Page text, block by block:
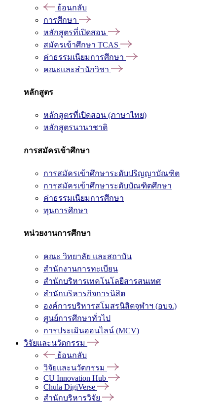
ย้อนกลับ
การศึกษา
หลักสูตรที่เปิดสอน
สมัครเข้าศึกษา TCAS
ค่าธรรมเนียมการศึกษา
คณะและสำนักวิชา
หลักสูตร
หลักสูตรที่เปิดสอน (ภาษาไทย)
หลักสูตรนานาชาติ
การสมัครเข้าศึกษา
การสมัครเข้าศึกษาระดับปริญญาบัณฑิต
การสมัครเข้าศึกษาระดับบัณฑิตศึกษา
ค่าธรรมเนียมการศึกษา
ทุนการศึกษา
หน่วยงานการศึกษา
คณะ วิทยาลัย และสถาบัน
สำนักงานการทะเบียน
สำนักบริหารเทคโนโลยีสารสนเทศ
สำนักบริหารกิจการนิสิต
องค์การบริหารสโมสรนิสิตจุฬาฯ (อบจ.)
ศูนย์การศึกษาทั่วไป
การประเมินออนไลน์ (MCV)
วิจัยและนวัตกรรม
ย้อนกลับ
วิจัยและนวัตกรรม
CU Innovation Hub
Chula DigiVerse
สำนักบริหารวิจัย